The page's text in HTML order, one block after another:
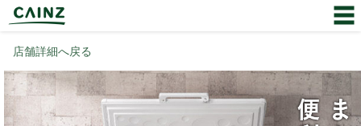
店舗詳細へ戻る